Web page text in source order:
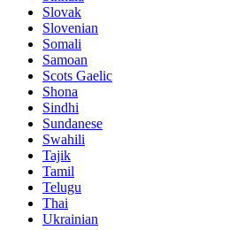
Slovak
Slovenian
Somali
Samoan
Scots Gaelic
Shona
Sindhi
Sundanese
Swahili
Tajik
Tamil
Telugu
Thai
Ukrainian